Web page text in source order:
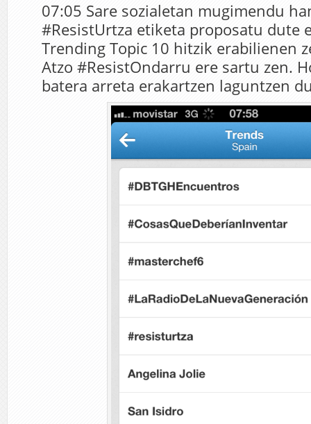
07:05 Sare sozialetan mugimendu
#ResistUrtza etiketa proposatu dute
Trending Topic 10 hitzik erabilienen
Atzo #ResistOndarru ere sartu zen.
batera arreta erakartzen laguntzen